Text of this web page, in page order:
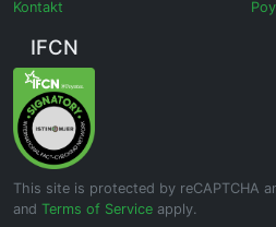
Kontakt
IFCN
This site is protected by reCAPTCHA
and Terms of Service apply.